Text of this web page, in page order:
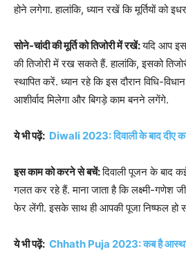
होने लगेगा. हालांकि, ध्यान रखें कि मूर्तियों
सोने-चांदी की मूर्ति को तिजोरी में रखें:यदि आप इस
की तिजोरी में रख सकते हैं. हालांकि, इसको
स्थापित करें. ध्यान रहे कि इस दौरान विधि-
आशीर्वाद मिलेगा और बिगड़े काम बनने लगेंगे.
ये भी पढ़ें: Diwali 2023: दिवाली के बाद दीए
इस काम को करने से बचें:दिवाली पूजन के बाद
गलत कर रहे हैं. माना जाता है कि लक्ष्मी-गणेश
फेर लेंगी. इसके साथ ही आपकी पूजा निष्फल हो
ये भी पढ़ें: Chhath Puja 2023: कब है आस्था